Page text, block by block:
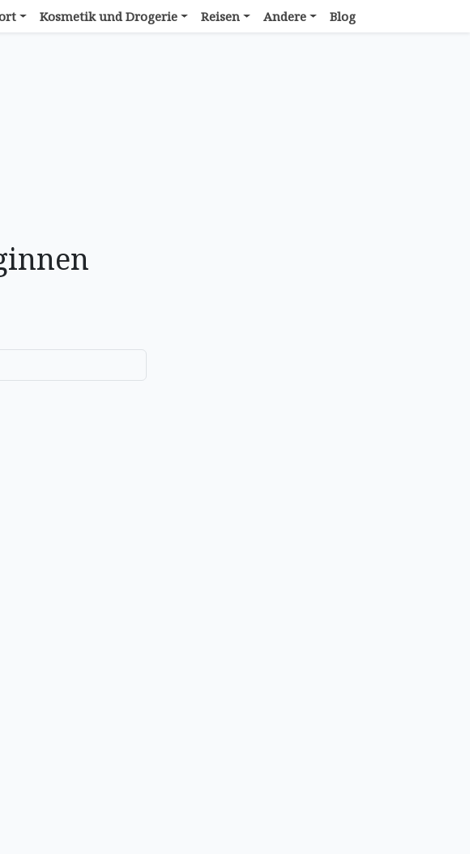
Kosmetik und Drogerie Reisen Andere Blog